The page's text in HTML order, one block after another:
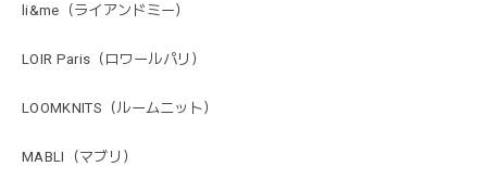
li&me（ライアンドミー）
LOIR Paris（ロワールパリ）
LOOMKNITS（ルームニット）
MABLI（マブリ）